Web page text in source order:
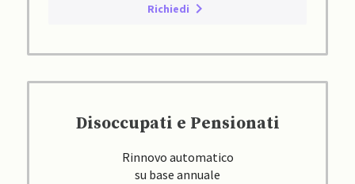
Richiedi
Disoccupati e Pensionati
Rinnovo automatico
su base annuale